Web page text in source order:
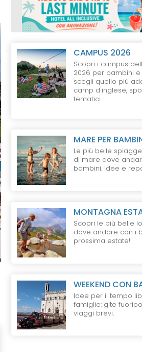
CAMPUS 2026
Scopri i campus
2026 per bambini e
scegli quello più
camp d'inglese,
tematici.
MARE PER
Le più belle
di mare dove
bambini. Idee e
MONTAGNA
Scopri le più belle
dove andare con i
prossima estate!
WEEKEND CON
Idee per il tempo
famiglie: gite
viaggi brevi.